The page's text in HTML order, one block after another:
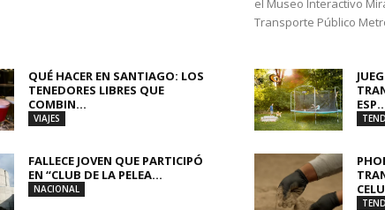
el Museo Interactivo
Transporte Público
QUÉ HACER EN SANTIAGO: LOS
TENEDORES LIBRES QUE
COMBIN...
VIAJES
FALLECE JOVEN QUE PARTICIPÓ
EN “CLUB DE LA PELEA...
NACIONAL